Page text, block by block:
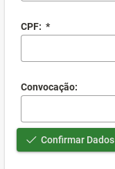
CPF: *
Convocação:
Confirmar Dados